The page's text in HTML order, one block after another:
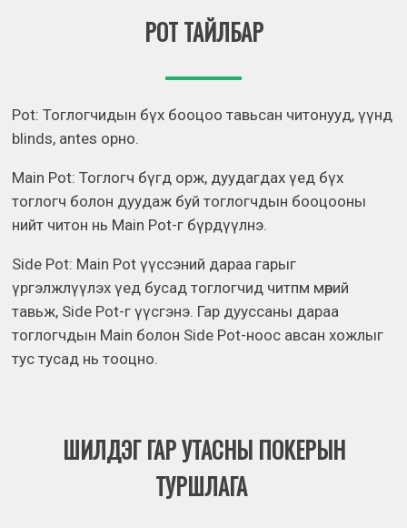
POT ТАЙЛБАР
Pot: Тоглогчидын бүх бооцоо тавьсан читонууд, үүнд
blinds, antes орно.
Main Pot: Тоглогч бүгд орж, дуудагдах үед бүх
тоглогч болон дуудаж буй тоглогчдын бооцооны
нийт читон нь Main Pot-г бүрдүүлнэ.
Side Pot: Main Pot үүссэний дараа гарыг
үргэлжлүүлэх үед бусад тоглогчид читпм мөрий
тавьж, Side Pot-г үүсгэнэ. Гар дууссаны дараа
тоглогчдын Main болон Side Pot-нooс авсан хожлыг
тус тусад нь тооцно.
ШИЛДЭГ ГАР УТАСНЫ ПОКЕРЫН
ТУРШЛАГА